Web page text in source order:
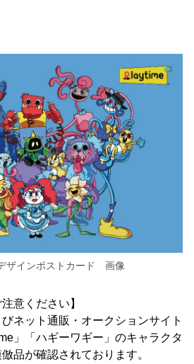
ザインポストカード 画像
意ください】
ネット通販・オークションサイト
」「ハギーワギー」のキャラクタ
品が確認されております。